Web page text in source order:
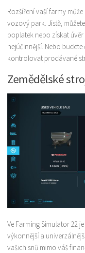
Rozšíření vaší farmy
vozový park. Jistě,
poplatek nebo získat
nejúčinnější. Nebo
kontrolovat prodávané
Zemědělské
Ve Farming Simulator 22
výkonnější a
vašich snů mimo váš